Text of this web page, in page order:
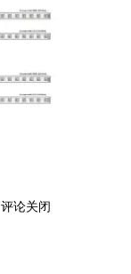
评论关闭